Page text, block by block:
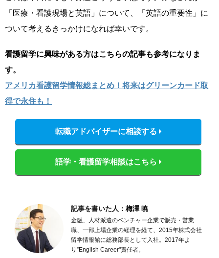
「医療・看護現場と英語」について、「英語の重要性」に
ついて考えるきっかけになれば幸いです。
看護留学に興味がある方はこちらの記事も参考になりま
す。
アメリカ看護留学情報総まとめ！将来はグリーンカード取
得で永住も！
転職アドバイザーに相談する
語学・看護留学相談はこちら
記事を書いた人： 梅澤 暁
金融、人材派遣のベンチャー企業で販売・営業
職、一部上場企業の経理を経て、2015年株式会社
留学情報館に総務部長として入社。2017年よ
り”English Career"責任者。